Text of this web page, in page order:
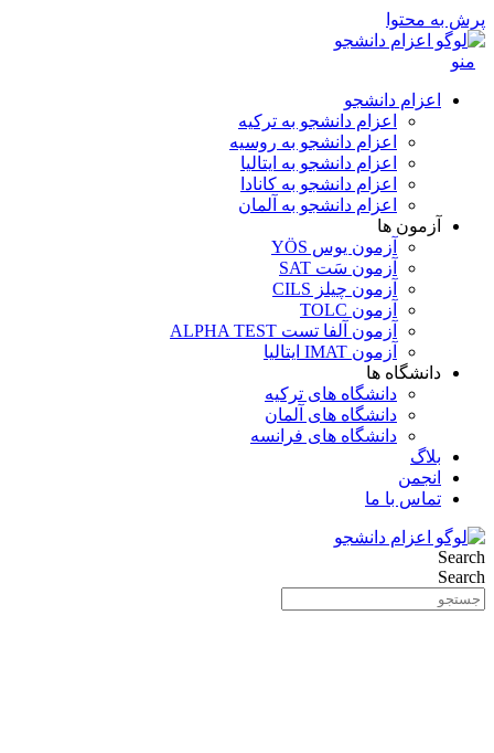
پرش به محتوا
منو
اعزام دانشجو
اعزام دانشجو به ترکیه
اعزام دانشجو به روسیه
اعزام دانشجو به ایتالیا
اعزام دانشجو به کانادا
اعزام دانشجو به آلمان
آزمون ها
آزمون یوس YÖS
آزمون سَت SAT
آزمون چیلز CILS‌
آزمون TOLC
آزمون آلفا تست ALPHA TEST
آزمون IMAT ایتالیا
دانشگاه ها
دانشگاه های ترکیه
دانشگاه های آلمان
دانشگاه های فرانسه
بلاگ
انجمن
تماس با ما
Search
Search